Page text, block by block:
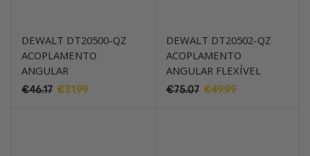
DEWALT DT20500-QZ
ACOPLAMENTO
ANGULAR
€46.17 O
€31.99
DEWALT DT20502-QZ
ACOPLAMENTO
ANGULAR FLEXÍVEL
€75.07 O
€49.99O